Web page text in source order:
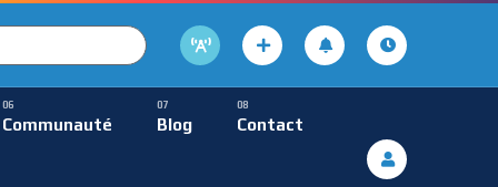
Communauté Blog Contact
Méditative